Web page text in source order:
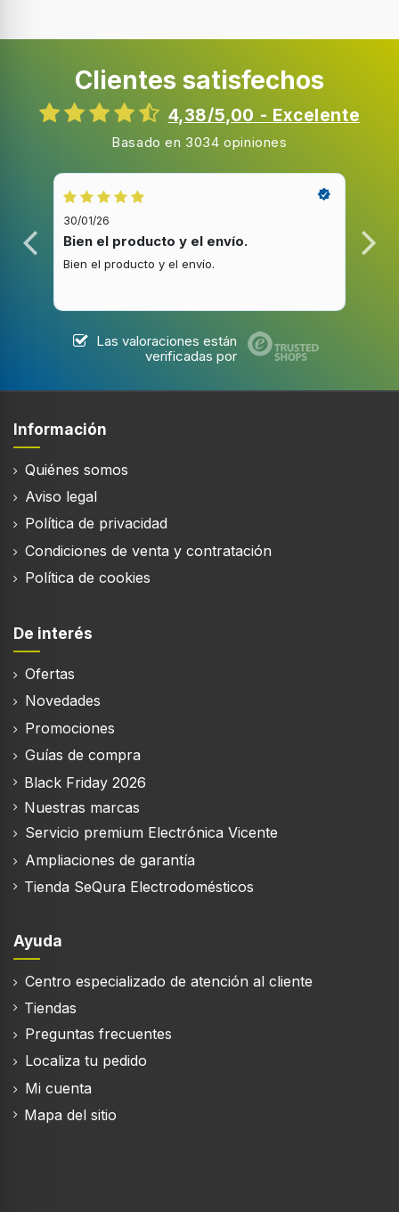
Clientes satisfechos
4,38/5,00 - Excelente
Basado en 3034 opiniones
30/01/26
Bien el producto y el envío.
Bien el producto y el envío.
Las valoraciones están
verificadas por
Información
Quiénes somos
Aviso legal
Política de privacidad
Condiciones de venta y contratación
Política de cookies
De interés
Ofertas
Novedades
Promociones
Guías de compra
Black Friday 2026
Nuestras marcas
Servicio premium Electrónica Vicente
Ampliaciones de garantía
Tienda SeQura Electrodomésticos
Ayuda
Centro especializado de atención al cliente
Tiendas
Preguntas frecuentes
Localiza tu pedido
Mi cuenta
Mapa del sitio